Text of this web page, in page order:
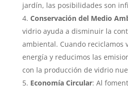
jardín, las posibilidades son
Conservación del Medio
vidrio ayuda a disminuir la
ambiental. Cuando reciclamos
energía y reducimos las
con la producción de vidrio
Economía Circular: Al